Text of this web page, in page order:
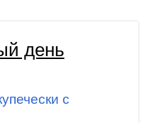
день
с